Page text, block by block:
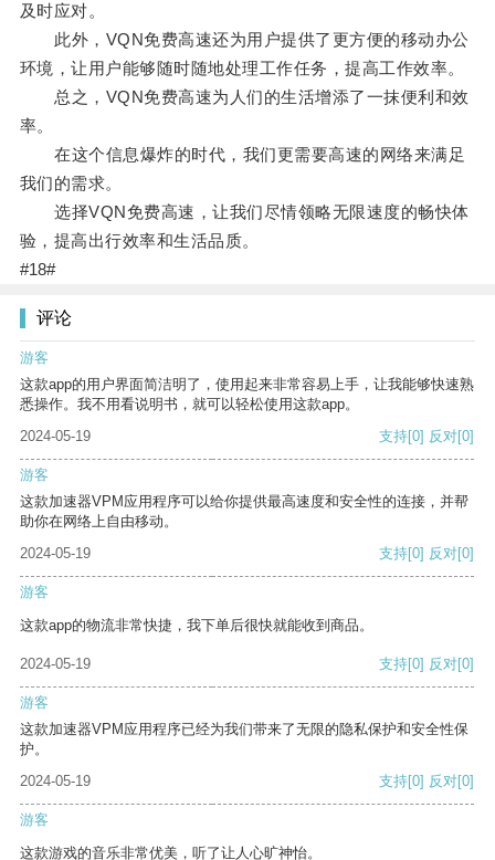
及时应对。
此外，VQN免费高速还为用户提供了更方便的移动办公
环境，让用户能够随时随地处理工作任务，提高工作效率。
总之，VQN免费高速为人们的生活增添了一抹便利和效
率。
在这个信息爆炸的时代，我们更需要高速的网络来满足
我们的需求。
选择VQN免费高速，让我们尽情领略无限速度的畅快体
验，提高出行效率和生活品质。
#18#
评论
游客
这款app的用户界面简洁明了，使用起来非常容易上手，让我能够快速熟
悉操作。我不用看说明书，就可以轻松使用这款app。
2024-05-19
支持[0] 反对[0]
游客
这款加速器VPM应用程序可以给你提供最高速度和安全性的连接，并帮
助你在网络上自由移动。
2024-05-19
支持[0] 反对[0]
游客
这款app的物流非常快捷，我下单后很快就能收到商品。
2024-05-19 支持[0] 反对[0]
游客
这款加速器VPM应用程序已经为我们带来了无限的隐私保护和安全性保
护。
2024-05-19
支持[0] 反对[0]
游客
这款游戏的音乐非常优美，听了让人心旷神怡。